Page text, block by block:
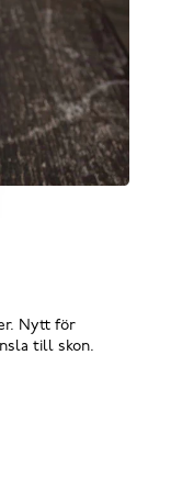
Nytt för
till skon.